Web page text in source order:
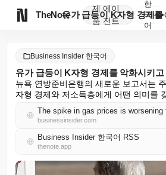
TheNote
제
품
에이
전트
한
국
어
Business Insider 한국어
유가 급등이 K자형 경제를 악화시키
뉴욕 연방준비은행의 새로운 보고서는
자형 경제와 저소득층에게 어떤 의미를
businessinsider.com
Business Insider 한국어 RSS
thenote.app